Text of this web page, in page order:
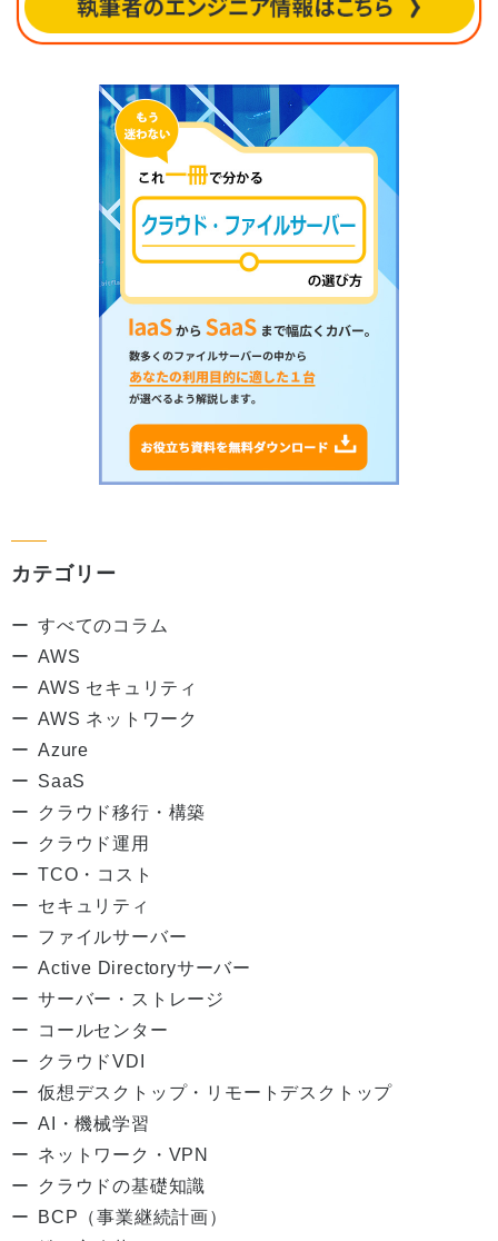
カテゴリー
すべてのコラム
AWS
AWS セキュリティ
AWS ネットワーク
Azure
SaaS
クラウド移行・構築
クラウド運用
TCO・コスト
セキュリティ
ファイルサーバー
Active Directoryサーバー
サーバー・ストレージ
コールセンター
クラウドVDI
仮想デスクトップ・リモートデスクトップ
AI・機械学習
ネットワーク・VPN
クラウドの基礎知識
BCP（事業継続計画）